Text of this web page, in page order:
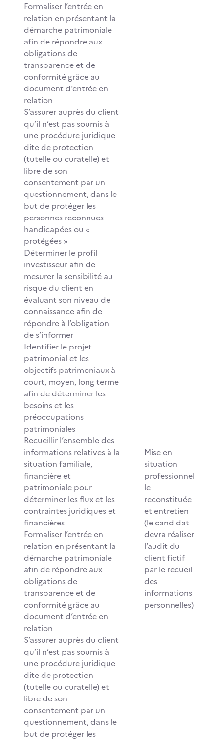
Formaliser l’entrée en
relation en présentant la
démarche patrimoniale
afin de répondre aux
obligations de
transparence et de
conformité grâce au
document d’entrée en
relation
S’assurer auprès du client
qu’il n’est pas soumis à
une procédure juridique
dite de protection
(tutelle ou curatelle) et
libre de son
consentement par un
questionnement, dans le
but de protéger les
personnes reconnues
handicapées ou «
protégées »
Déterminer le profil
investisseur afin de
mesurer la sensibilité au
risque du client en
évaluant son niveau de
connaissance afin de
répondre à l’obligation
de s’informer
Identifier le projet
patrimonial et les
objectifs patrimoniaux à
court, moyen, long terme
afin de déterminer les
besoins et les
préoccupations
patrimoniales
Recueillir l’ensemble des
informations relatives à la
situation familiale,
financière et
patrimoniale pour
déterminer les flux et les
contraintes juridiques et
financières
Formaliser l’entrée en
relation en présentant la
démarche patrimoniale
afin de répondre aux
obligations de
transparence et de
conformité grâce au
document d’entrée en
relation
S’assurer auprès du client
qu’il n’est pas soumis à
une procédure juridique
dite de protection
(tutelle ou curatelle) et
libre de son
consentement par un
questionnement, dans le
but de protéger les
Mise en
situation
professionnel
le
reconstituée
et entretien
(le candidat
devra réaliser
l’audit du
client fictif
par le recueil
des
informations
personnelles)